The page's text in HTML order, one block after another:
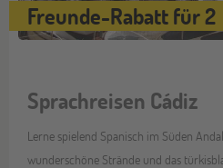
Freunde-Rabatt für 2
Sprachreisen Cádiz
Lerne spielend Spanisch im Süden
wunderschöne Strände und das